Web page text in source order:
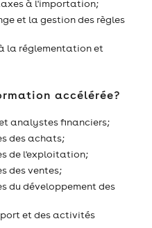
à l'importation;
et la gestion des règles
la réglementation et
accélérée?
analystes financiers;
des achats;
de l'exploitation;
des ventes;
du développement des
et des activités